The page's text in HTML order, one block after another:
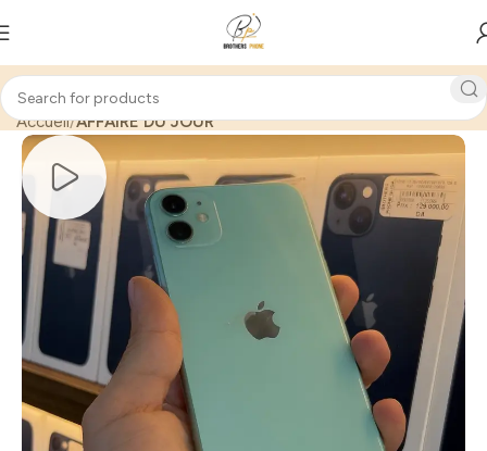
Accueil AFFAIRE DU JOUR